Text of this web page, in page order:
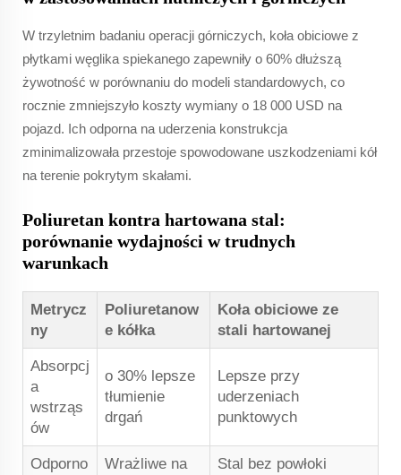
W trzyletnim badaniu operacji górniczych, koła obiciowe z
płytkami węglika spiekanego zapewniły o 60% dłuższą
żywotność w porównaniu do modeli standardowych, co
rocznie zmniejszyło koszty wymiany o 18 000 USD na
pojazd. Ich odporna na uderzenia konstrukcja
zminimalizowała przestoje spowodowane uszkodzeniami kół
na terenie pokrytym skałami.
Poliuretan kontra hartowana stal:
porównanie wydajności w trudnych
warunkach
Metrycz
ny
Poliuretanow
e kółka
Koła obiciowe ze
stali hartowanej
Absorpcj
a
wstrząs
ów
o 30% lepsze
tłumienie
drgań
Lepsze przy
uderzeniach
punktowych
Odporno
Wrażliwe na
Stal bez powłoki